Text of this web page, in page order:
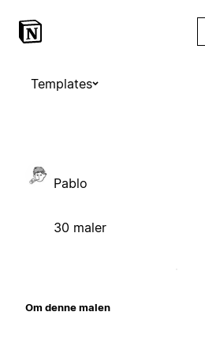
Templates
Pablo
30 maler
Om denne malen